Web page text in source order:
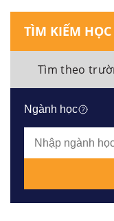
TÌM KIẾM
Tìm theo
Ngành học